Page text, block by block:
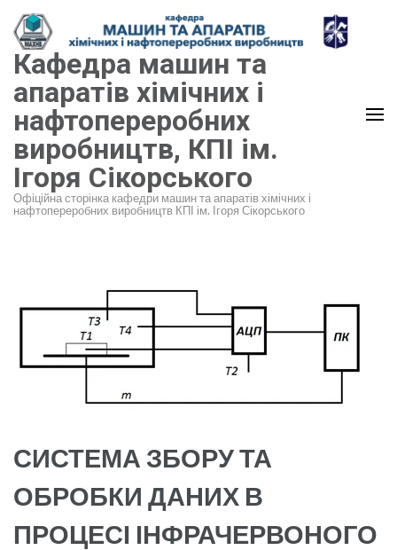
Перейти
до
вмісту
(натисніть
Enter)
Кафедра машин та
апаратів хімічних і
нафтопереробних
виробництв, КПІ ім.
Ігоря Сікорського
Офіційна сторінка кафедри машин та апаратів хімічних і
нафтопереробних виробництв КПІ ім. Ігоря Сікорського
СИСТЕМА ЗБОРУ ТА
ОБРОБКИ ДАНИХ В
ПРОЦЕСІ ІНФРАЧЕРВОНОГО